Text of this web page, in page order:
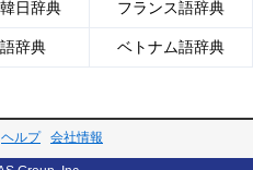
日辞典 フランス語辞典
辞典 ベトナム語辞典
ヘルプ 会社情報